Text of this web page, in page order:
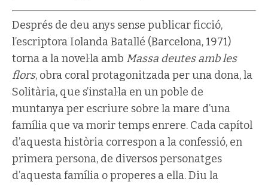
Després de deu anys sense publicar ficció,
l’escriptora Iolanda Batallé (Barcelona, 1971)
torna a la novel·la amb Massa deutes amb les
flors, obra coral protagonitzada per una dona, la
Solitària, que s’instal·la en un poble de
muntanya per escriure sobre la mare d’una
família que va morir temps enrere. Cada capítol
d’aquesta història correspon a la confessió, en
primera persona, de diversos personatges
d’aquesta família o properes a ella. Diu la